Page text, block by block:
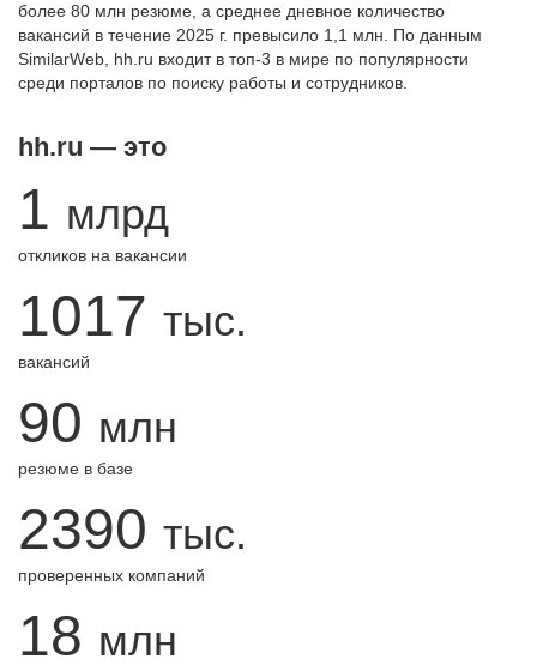
более 80 млн резюме, а среднее дневное количество
вакансий в течение 2025 г. превысило 1,1 млн. По данным
SimilarWeb, hh.ru входит в топ-3 в мире по популярности
среди порталов по поиску работы и сотрудников.
hh.ru — это
1 млрд
откликов на вакансии
1017 тыс.
вакансий
90 млн
резюме в базе
2390 тыс.
проверенных компаний
18 млн